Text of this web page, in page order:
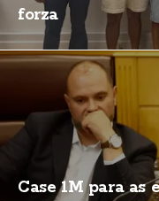
forza
Case 1M para